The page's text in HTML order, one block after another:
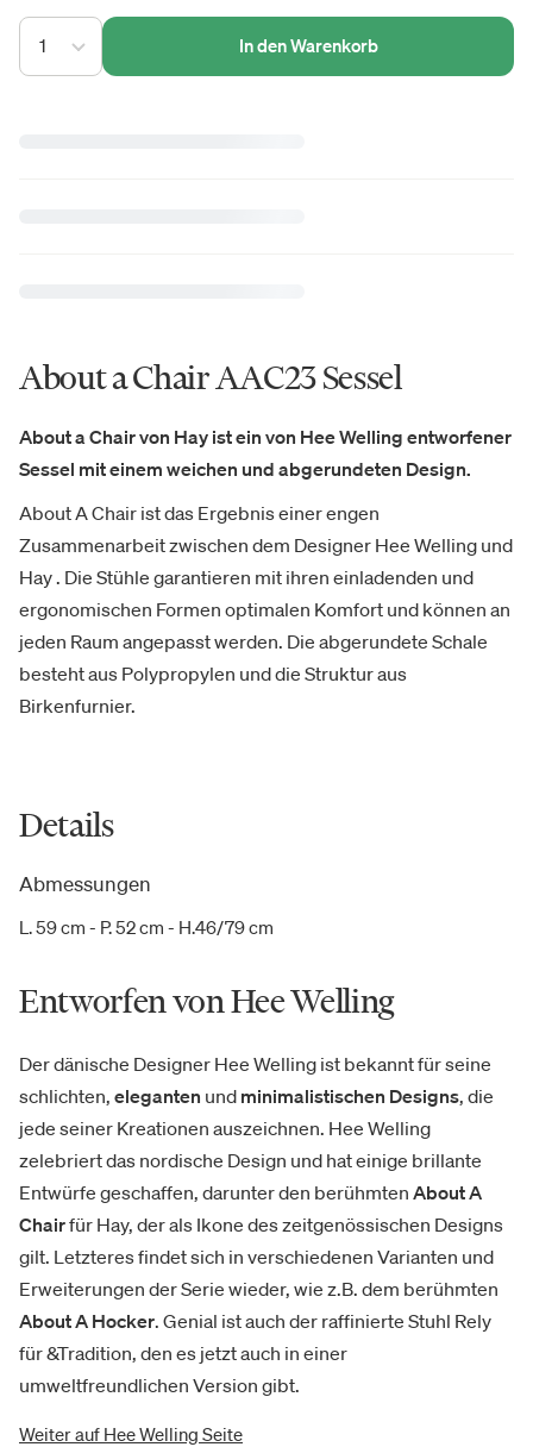
1 In den Warenkorb
About a Chair AAC23 Sessel
About a Chair von Hay ist ein von Hee Welling entworfener
Sessel mit einem weichen und abgerundeten Design.
About A Chair ist das Ergebnis einer engen
Zusammenarbeit zwischen dem Designer Hee Welling und
Hay . Die Stühle garantieren mit ihren einladenden und
ergonomischen Formen optimalen Komfort und können an
jeden Raum angepasst werden. Die abgerundete Schale
besteht aus Polypropylen und die Struktur aus
Birkenfurnier.
Details
Abmessungen
L. 59 cm - P. 52 cm - H.46/79 cm
Entworfen von Hee Welling
Der dänische Designer Hee Welling ist bekannt für seine
schlichten, eleganten und minimalistischen Designs, die
jede seiner Kreationen auszeichnen. Hee Welling
zelebriert das nordische Design und hat einige brillante
Entwürfe geschaffen, darunter den berühmten About A
Chairfür Hay, der als Ikone des zeitgenössischen Designs
gilt. Letzteres findet sich in verschiedenen Varianten und
Erweiterungen der Serie wieder, wie z.B. dem berühmten
About A Hocker. Genial ist auch der raffinierte Stuhl Rely
für &Tradition, den es jetzt auch in einer
umweltfreundlichen Version gibt.
Weiter auf Hee Welling Seite